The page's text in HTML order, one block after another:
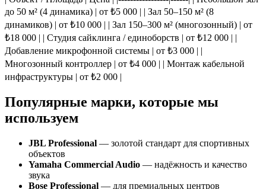
до 50 м² (4 динамика) | от ₺5 000 | | Зал 50–150 м² (8
динамиков) | от ₺10 000 | | Зал 150–300 м² (многозонный) | от
₺18 000 | | Студия сайклинга / единоборств | от ₺12 000 | |
Добавление микрофонной системы | от ₺3 000 | |
Многозонный контроллер | от ₺4 000 | | Монтаж кабельной
инфраструктуры | от ₺2 000 |
Популярные марки, которые мы
используем
JBL Professional — золотой стандарт для спортивных
объектов
Yamaha Commercial Audio — надёжность и качество
звука
Bose Professional — для премиальных центров